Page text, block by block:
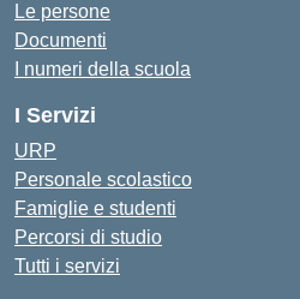
Le persone
Documenti
I numeri della scuola
I Servizi
URP
Personale scolastico
Famiglie e studenti
Percorsi di studio
Tutti i servizi